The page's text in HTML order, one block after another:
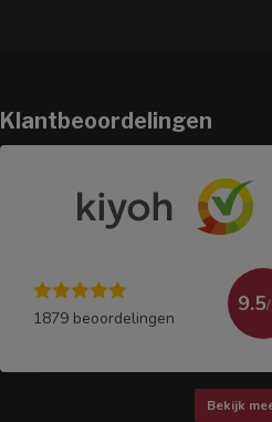
Klantbeoordelingen
1879 beoordelingen
9.5
Bekijk